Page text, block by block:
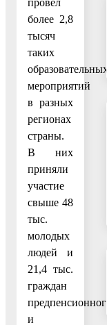
более 2,8
тысяч
таких
образовательных
мероприятий
в разных
регионах
страны.
В них
приняли
участие
свыше 48
тыс.
молодых
людей и
21,4 тыс.
граждан
предпенсионного
и